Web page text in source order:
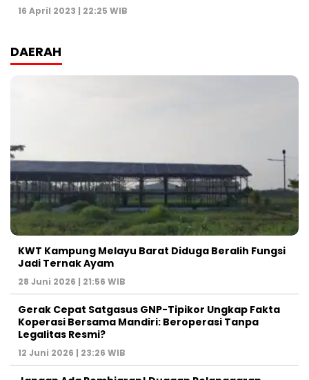
16 April 2023 | 22:25 WIB
DAERAH
KWT Kampung Melayu Barat Diduga Beralih Fungsi
Jadi Ternak Ayam
28 Juni 2026 | 21:56 WIB
Gerak Cepat Satgasus GNP-Tipikor Ungkap Fakta
Koperasi Bersama Mandiri: Beroperasi Tanpa
Legalitas Resmi?
12 Juni 2026 | 23:26 WIB